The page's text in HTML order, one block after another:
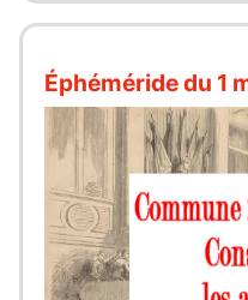
Éphéméride du 1